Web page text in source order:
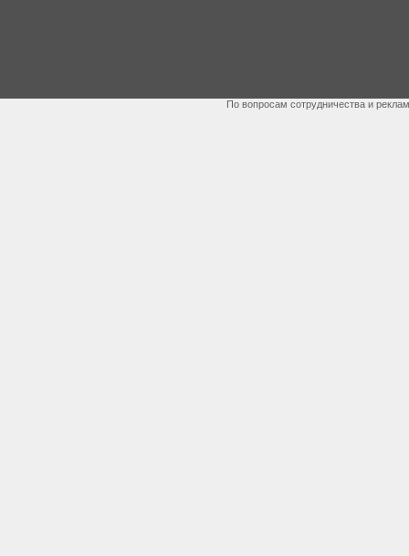
По вопросам сотрудничества и